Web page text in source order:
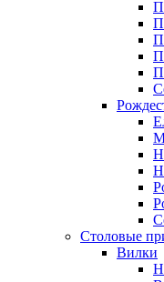
Столовые
Вилки